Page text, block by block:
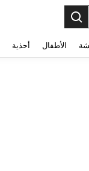
الأطفال أحذية